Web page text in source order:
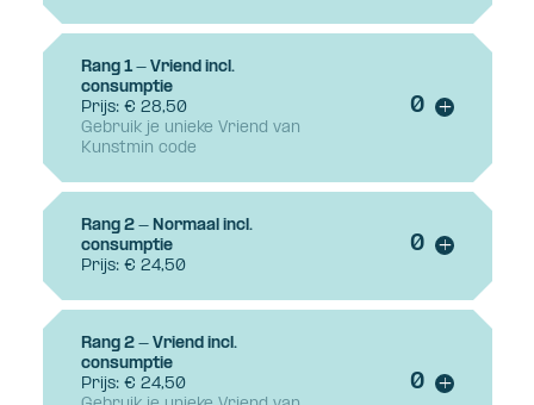
Rang 1 - Vriend incl.
consumptie
Prijs: € 28,50
Gebruik je unieke Vriend van
Kunstmin code
+Voeg
Rang 2 - Normaal incl.
consumptie
Prijs: € 24,50
+Voeg
Rang 2 - Vriend incl.
consumptie
Prijs: € 24,50
+Voeg